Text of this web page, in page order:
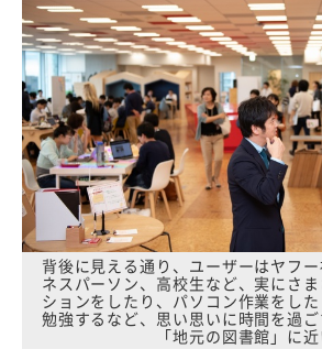
背後に見える通り、ユーザーはヤフ
ネスパーソン、高校生など、実にさ
ションをしたり、パソコン作業をし
勉強するなど、思い思いに時間を過
「地元の図書館」に